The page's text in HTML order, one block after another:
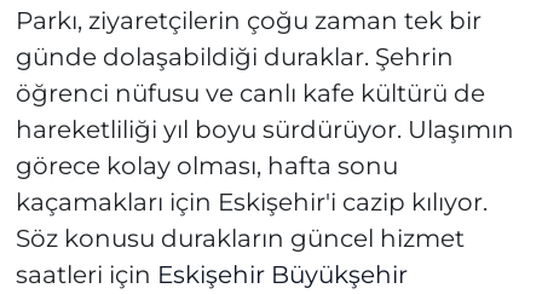
Parkı, ziyaretçilerin çoğu zaman tek bir
günde dolaşabildiği duraklar. Şehrin
öğrenci nüfusu ve canlı kafe kültürü de
hareketliliği yıl boyu sürdürüyor. Ulaşımın
görece kolay olması, hafta sonu
kaçamakları için Eskişehir'i cazip kılıyor.
Söz konusu durakların güncel hizmet
saatleri için Eskişehir Büyükşehir